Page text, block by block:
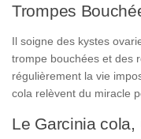
Trompes
Il soigne des kystes
trompe bouchées et des
régulièrement la vie
cola relèvent du miracle
Le Garcinia